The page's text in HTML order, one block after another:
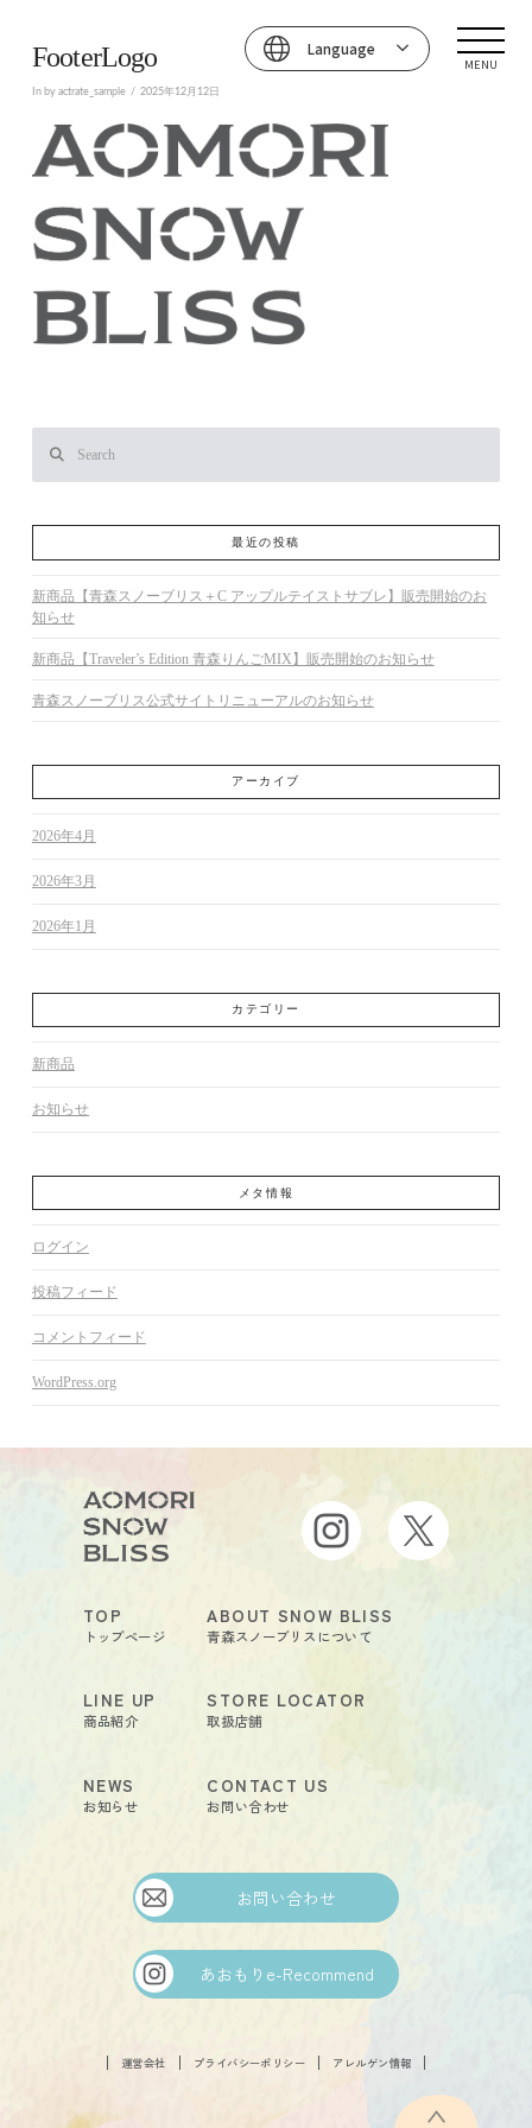
Language
MENU
FooterLogo
In by actrate_sample 2025年12月12日
最近の投稿
新商品【青森スノーブリス＋C アップルテイストサブレ】販売開始のお
知らせ
新商品【Traveler’s Edition 青森りんごMIX】販売開始のお知らせ
青森スノーブリス公式サイトリニューアルのお知らせ
アーカイブ
2026年4月
2026年3月
2026年1月
カテゴリー
新商品
お知らせ
メタ情報
ログイン
投稿フィード
コメントフィード
WordPress.org
TOP
トップページ
LINE UP
商品紹介
NEWS
お知らせ
ABOUT SNOW BLISS
青森スノーブリスについて
STORE LOCATOR
取扱店舗
CONTACT US
お問い合わせ
お問い合わせ
あおもりe-Recommend
運営会社 プライバシーポリシー アレルゲン情報